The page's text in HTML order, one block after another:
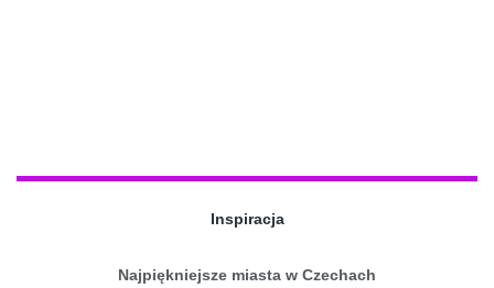
Inspiracja
Najpiękniejsze miasta w Czechach